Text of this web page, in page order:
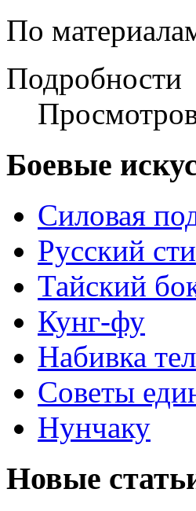
По
Подробности
Боевые
Силовая
Русский
Тайский
Кунг-фу
Набивка
Советы
Нунчаку
Новые